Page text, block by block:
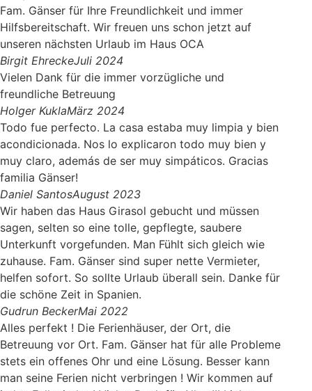
Fam. Gänser für Ihre Freundlichkeit und immer
Hilfsbereitschaft. Wir freuen uns schon jetzt auf
unseren nächsten Urlaub im Haus OCA
Birgit EhreckeJuli 2024
Vielen Dank für die immer vorzügliche und
freundliche Betreuung
Holger KuklaMärz 2024
Todo fue perfecto. La casa estaba muy limpia y bien
acondicionada. Nos lo explicaron todo muy bien y
muy claro, además de ser muy simpáticos. Gracias
familia Gänser!
Daniel SantosAugust 2023
Wir haben das Haus Girasol gebucht und müssen
sagen, selten so eine tolle, gepflegte, saubere
Unterkunft vorgefunden. Man Fühlt sich gleich wie
zuhause. Fam. Gänser sind super nette Vermieter,
helfen sofort. So sollte Urlaub überall sein. Danke für
die schöne Zeit in Spanien.
Gudrun BeckerMai 2022
Alles perfekt ! Die Ferienhäuser, der Ort, die
Betreuung vor Ort. Fam. Gänser hat für alle Probleme
stets ein offenes Ohr und eine Lösung. Besser kann
man seine Ferien nicht verbringen ! Wir kommen auf